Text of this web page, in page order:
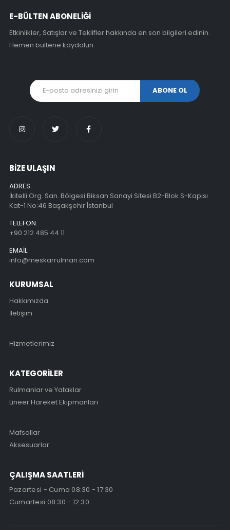
E-BÜLTEN ABONELİĞİ
Etkinlikler, Satışlar ve Teklifler hakkında en son bilgileri edinin.
Hemen bültene kaydolun.
BİZE ULAŞIN
ADRES:
İkitelli Org. San. Bölgesi Biksan Sanayi Sitesi B2-Blok S-Kapısı
Kat-1 No:46 Başakşehir İstanbul
TELEFON:
+90 212 485 44 11
EMAIL:
info@meskarrulman.com
KURUMSAL
Hakkımızda
İletişim
Hizmetlerimiz
KATEGORİLER
Rulmanlar ve Yataklar
Lineer Hareket Ekipmanları
Mafsallar
Aksesuarlar
ÇALIŞMA SAATLERİ
Pazartesi - Cuma 08:30 - 17:30
Cumartesi 08:30 - 12:30